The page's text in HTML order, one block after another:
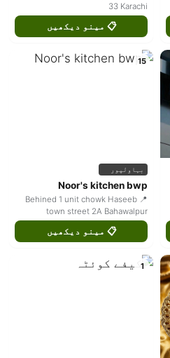
33 Karachi
📋 مینو دیکھیں
15
بہاولپور
Noor's kitchen bwp
📍 Behined 1 unit chowk Haseeb
town street 2A Bahawalpur
📋 مینو دیکھیں
1